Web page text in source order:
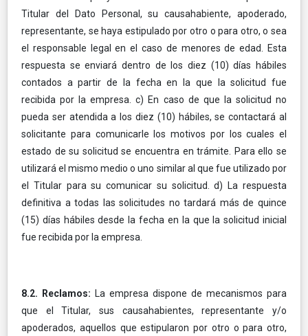
Titular del Dato Personal, su causahabiente, apoderado,
representante, se haya estipulado por otro o para otro, o sea
el responsable legal en el caso de menores de edad. Esta
respuesta se enviará dentro de los diez (10) días hábiles
contados a partir de la fecha en la que la solicitud fue
recibida por la empresa. c) En caso de que la solicitud no
pueda ser atendida a los diez (10) hábiles, se contactará al
solicitante para comunicarle los motivos por los cuales el
estado de su solicitud se encuentra en trámite. Para ello se
utilizará el mismo medio o uno similar al que fue utilizado por
el Titular para su comunicar su solicitud. d) La respuesta
definitiva a todas las solicitudes no tardará más de quince
(15) días hábiles desde la fecha en la que la solicitud inicial
fue recibida por la empresa.
8.2. Reclamos: La empresa dispone de mecanismos para
que el Titular, sus causahabientes, representante y/o
apoderados, aquellos que estipularon por otro o para otro,